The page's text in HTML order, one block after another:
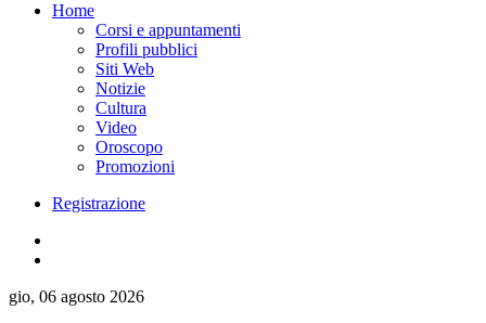
Home
Corsi e appuntamenti
Profili pubblici
Siti Web
Notizie
Cultura
Video
Oroscopo
Promozioni
Registrazione
gio, 06 agosto 2026